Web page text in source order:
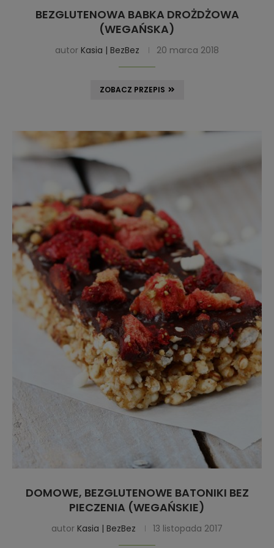
BEZGLUTENOWA BABKA DROŻDŻOWA
(WEGAŃSKA)
autor Kasia | BezBez 20 marca 2018
ZOBACZ PRZEPIS
DOMOWE, BEZGLUTENOWE BATONIKI BEZ
PIECZENIA (WEGAŃSKIE)
autor Kasia | BezBez 13 listopada 2017